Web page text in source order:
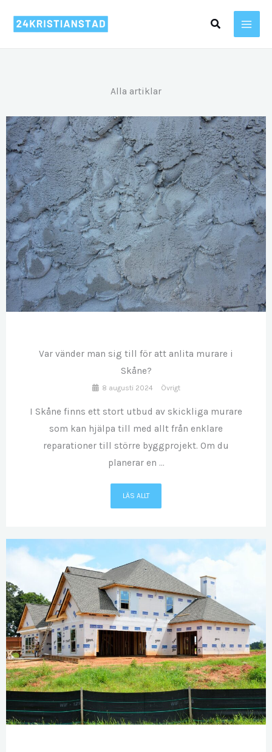
Sök
Alla artiklar
AUG
Var vänder man sig till för att anlita murare i
Skåne?
8 augusti 2024 Övrigt
I Skåne finns ett stort utbud av skickliga murare
som kan hjälpa till med allt från enklare
reparationer till större byggprojekt. Om du
planerar en ...
LÄS ALLT
JUN